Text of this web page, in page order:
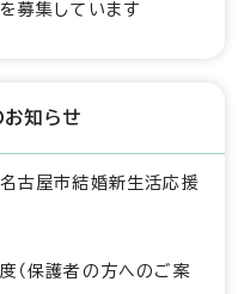
募集しています
知らせ
古屋市結婚新生活応援
（保護者の方へのご案